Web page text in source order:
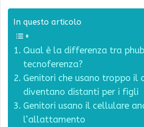
In questo articolo
Qual è la differenza tra
tecnoferenza?
Genitori che usano troppo il
diventano distanti per i figli
Genitori usano il cellulare
l’allattamento